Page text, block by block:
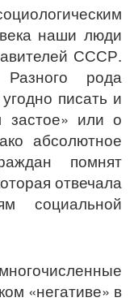
наши люди
СССР.
рода
писать и
застое» или о
абсолютное
помнят
отвечала
социальной
«негативе» в